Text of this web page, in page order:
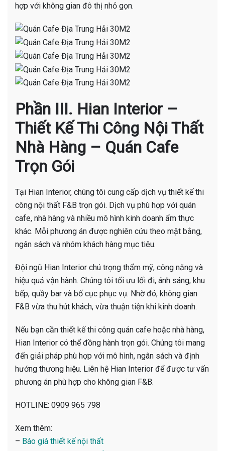
hợp với không gian đô thị nhỏ gọn.
Phần III. Hian Interior –
Thiết Kế Thi Công Nội Thất
Nhà Hàng – Quán Cafe
Trọn Gói
Tại Hian Interior, chúng tôi cung cấp dịch vụ thiết kế thi
công nội thất F&B trọn gói. Dịch vụ phù hợp với quán
cafe, nhà hàng và nhiều mô hình kinh doanh ẩm thực
khác. Mỗi phương án được nghiên cứu theo mặt bằng,
ngân sách và nhóm khách hàng mục tiêu.
Đội ngũ Hian Interior chú trọng thẩm mỹ, công năng và
hiệu quả vận hành. Chúng tôi tối ưu lối đi, ánh sáng, khu
bếp, quầy bar và bố cục phục vụ. Nhờ đó, không gian
F&B vừa thu hút khách, vừa thuận tiện khi kinh doanh.
Nếu bạn cần thiết kế thi công quán cafe hoặc nhà hàng,
Hian Interior có thể đồng hành trọn gói. Chúng tôi mang
đến giải pháp phù hợp với mô hình, ngân sách và định
hướng thương hiệu. Liên hệ Hian Interior để được tư vấn
phương án phù hợp cho không gian F&B.
HOTLINE: 0909 965 798
Xem thêm:
– Báo giá thiết kế nội thất